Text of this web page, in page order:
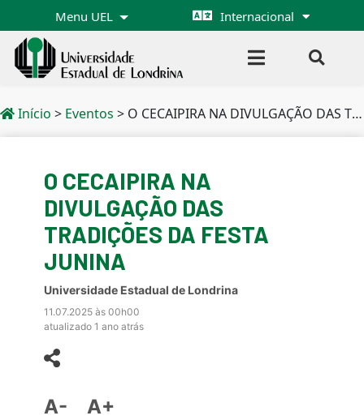
Menu UEL Internacional
Início > Eventos > O CECAIPIRA NA DIVULGAÇÃO DAS TRADIÇÕES DA FESTA JUNINA
O CECAIPIRA NA
DIVULGAÇÃO DAS
TRADIÇÕES DA FESTA
JUNINA
Universidade Estadual de Londrina
11.07.2025 às 00h00
atualizado 1 ano atrás
A- A+